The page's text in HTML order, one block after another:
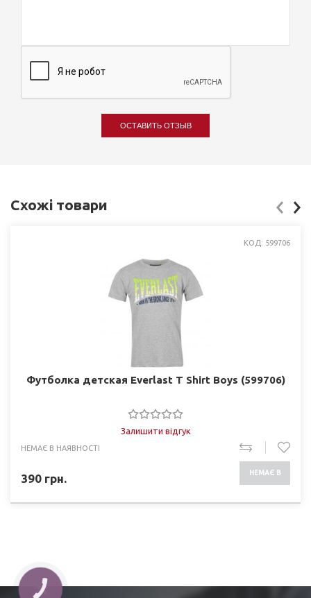
ОСТАВИТЬ ОТЗЫВ
Схожі товари
КОД: 599706
Футболка детская Everlast T Shirt Boys (599706)
Залишити відгук
НЕМАЄ В НАЯВНОСТІ
390 грн. НЕМАЄ В